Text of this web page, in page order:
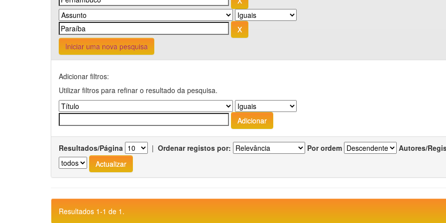
Iniciar uma nova pesquisa
Adicionar filtros:
Utilizar filtros para refinar o resultado da pesquisa.
Resultados/Página | Ordenar registos por: Por ordem Autores/
Resultados 1-1 de 1.